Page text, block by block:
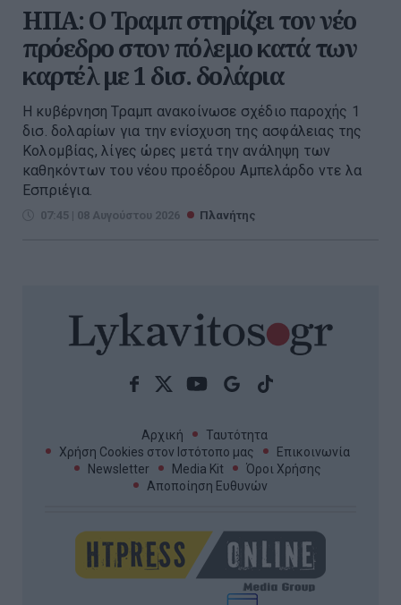
ΗΠΑ: Ο Τραμπ στηρίζει τον νέο
πρόεδρο στον πόλεμο κατά των
καρτέλ με 1 δισ. δολάρια
Η κυβέρνηση Τραμπ ανακοίνωσε σχέδιο παροχής 1
δισ. δολαρίων για την ενίσχυση της ασφάλειας της
Κολομβίας, λίγες ώρες μετά την ανάληψη των
καθηκόντων του νέου προέδρου Αμπελάρδο ντε λα
Εσπριέγια.
07:45 | 08 Αυγούστου 2026 Πλανήτης
Αρχική
Ταυτότητα
Χρήση Cookies στον Ιστότοπο μας
Επικοινωνία
Newsletter
Media Kit
Όροι Χρήσης
Αποποίηση Ευθυνών